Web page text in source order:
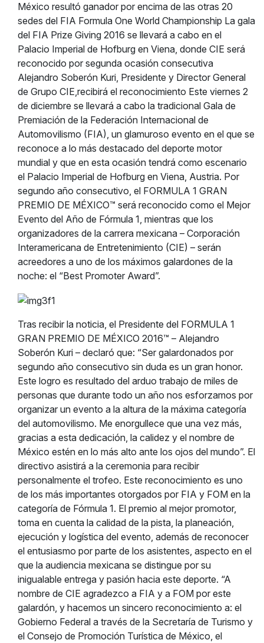
México resultó ganador por encima de las otras 20
sedes del FIA Formula One World Championship La gala
del FIA Prize Giving 2016 se llevará a cabo en el
Palacio Imperial de Hofburg en Viena, donde CIE será
reconocido por segunda ocasión consecutiva
Alejandro Soberón Kuri, Presidente y Director General
de Grupo CIE,recibirá el reconocimiento Este viernes 2
de diciembre se llevará a cabo la tradicional Gala de
Premiación de la Federación Internacional de
Automovilismo (FIA), un glamuroso evento en el que se
reconoce a lo más destacado del deporte motor
mundial y que en esta ocasión tendrá como escenario
el Palacio Imperial de Hofburg en Viena, Austria. Por
segundo año consecutivo, el FORMULA 1 GRAN
PREMIO DE MÉXICO™ será reconocido como el Mejor
Evento del Año de Fórmula 1, mientras que los
organizadores de la carrera mexicana – Corporación
Interamericana de Entretenimiento (CIE) – serán
acreedores a uno de los máximos galardones de la
noche: el “Best Promoter Award”.
Tras recibir la noticia, el Presidente del FORMULA 1
GRAN PREMIO DE MÉXICO 2016™ – Alejandro
Soberón Kuri – declaró que: “Ser galardonados por
segundo año consecutivo sin duda es un gran honor.
Este logro es resultado del arduo trabajo de miles de
personas que durante todo un año nos esforzamos por
organizar un evento a la altura de la máxima categoría
del automovilismo. Me enorgullece que una vez más,
gracias a esta dedicación, la calidez y el nombre de
México estén en lo más alto ante los ojos del mundo”. El
directivo asistirá a la ceremonia para recibir
personalmente el trofeo. Este reconocimiento es uno
de los más importantes otorgados por FIA y FOM en la
categoría de Fórmula 1. El premio al mejor promotor,
toma en cuenta la calidad de la pista, la planeación,
ejecución y logística del evento, además de reconocer
el entusiasmo por parte de los asistentes, aspecto en el
que la audiencia mexicana se distingue por su
inigualable entrega y pasión hacia este deporte. “A
nombre de CIE agradezco a FIA y a FOM por este
galardón, y hacemos un sincero reconocimiento a: el
Gobierno Federal a través de la Secretaría de Turismo y
el Consejo de Promoción Turística de México, el